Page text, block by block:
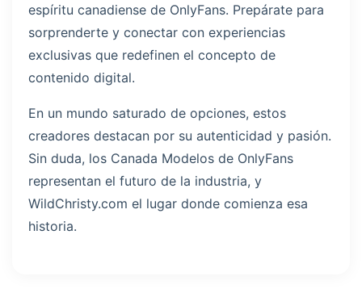
espíritu canadiense de OnlyFans. Prepárate para
sorprenderte y conectar con experiencias
exclusivas que redefinen el concepto de
contenido digital.
En un mundo saturado de opciones, estos
creadores destacan por su autenticidad y pasión.
Sin duda, los Canada Modelos de OnlyFans
representan el futuro de la industria, y
WildChristy.com el lugar donde comienza esa
historia.